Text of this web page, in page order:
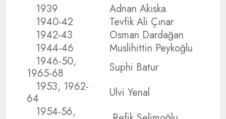
1939
Adnan Akıska
1940-42
Tevfik Ali Çınar
1942-43
Osman Dardağan
1944-46
Muslihittin Peykoğlu
1946-50,
1965-68
Suphi Batur
1953, 1962-
64
Ulvi Yenal
1954-56,